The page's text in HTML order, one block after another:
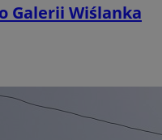
Galerii Wiślanka